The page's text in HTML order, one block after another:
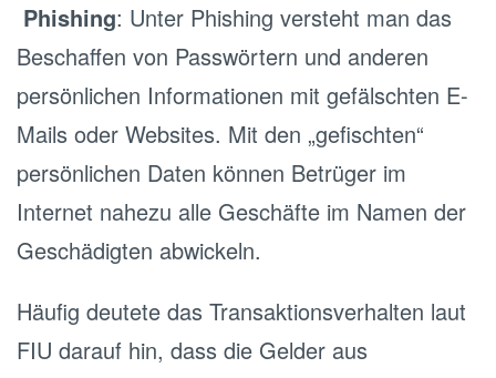
Phishing: Unter Phishing versteht man das
Beschaffen von Passwörtern und anderen
persönlichen Informationen mit gefälschten E-
Mails oder Websites. Mit den „gefischten“
persönlichen Daten können Betrüger im
Internet nahezu alle Geschäfte im Namen der
Geschädigten abwickeln.
Häufig deutete das Transaktionsverhalten laut
FIU darauf hin, dass die Gelder aus